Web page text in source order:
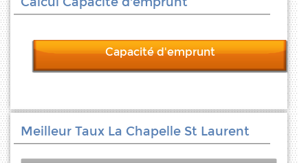
Capacité d'emprunt
Meilleur Taux La Chapelle St Laurent